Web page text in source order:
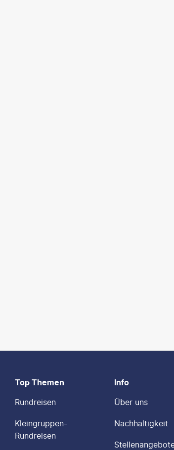
Top Themen
Rundreisen
Kleingruppen-
Rundreisen
Info
Über uns
Nachhaltigkeit